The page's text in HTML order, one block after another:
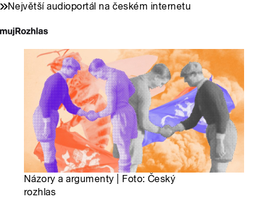
Největší audioportál na českém internetu
Názory a argumenty | Foto: Český
rozhlas